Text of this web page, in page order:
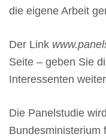
die eigene Arbeit
Der Link
Seite – geben Sie
Interessenten
Die Panelstudie
Bundesministerium